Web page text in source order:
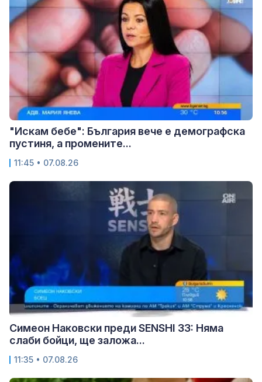
"Искам бебе": България вече е демографска
пустиня, а промените...
11:45 • 07.08.26
Симеон Наковски преди SENSHI 33: Няма
слаби бойци, ще заложа...
11:35 • 07.08.26